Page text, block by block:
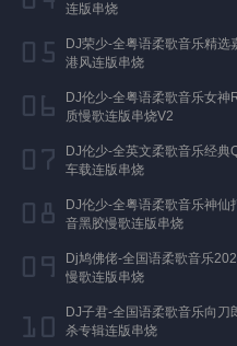
连版串烧
DJ荣少-全粤语柔歌音乐精选
港风连版串烧
DJ伦少-全粤语柔歌音乐女神
质慢歌连版串烧V2
DJ伦少-全英文柔歌音乐经典
车载连版串烧
DJ伦少-全粤语柔歌音乐神仙
音黑胶慢歌连版串烧
Dj鸠佛佬-全国语柔歌音乐
慢歌连版串烧
DJ子君-全国语柔歌音乐向刀
杀专辑连版串烧